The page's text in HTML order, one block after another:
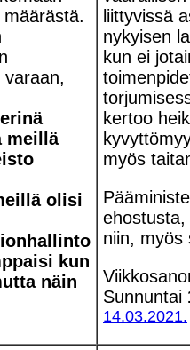
meillä
olisi
kun
näin
liittyvissä
nykyisen
kun ei
kertoo
myös
niin, myös
Sunnuntai
14.03.2021.